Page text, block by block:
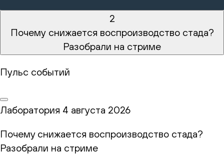
2
Почему снижается воспроизводство стада?
Разобрали на стриме
Пульс событий
Лаборатория 4 августа 2026
Почему снижается воспроизводство стада?
Разобрали на стриме